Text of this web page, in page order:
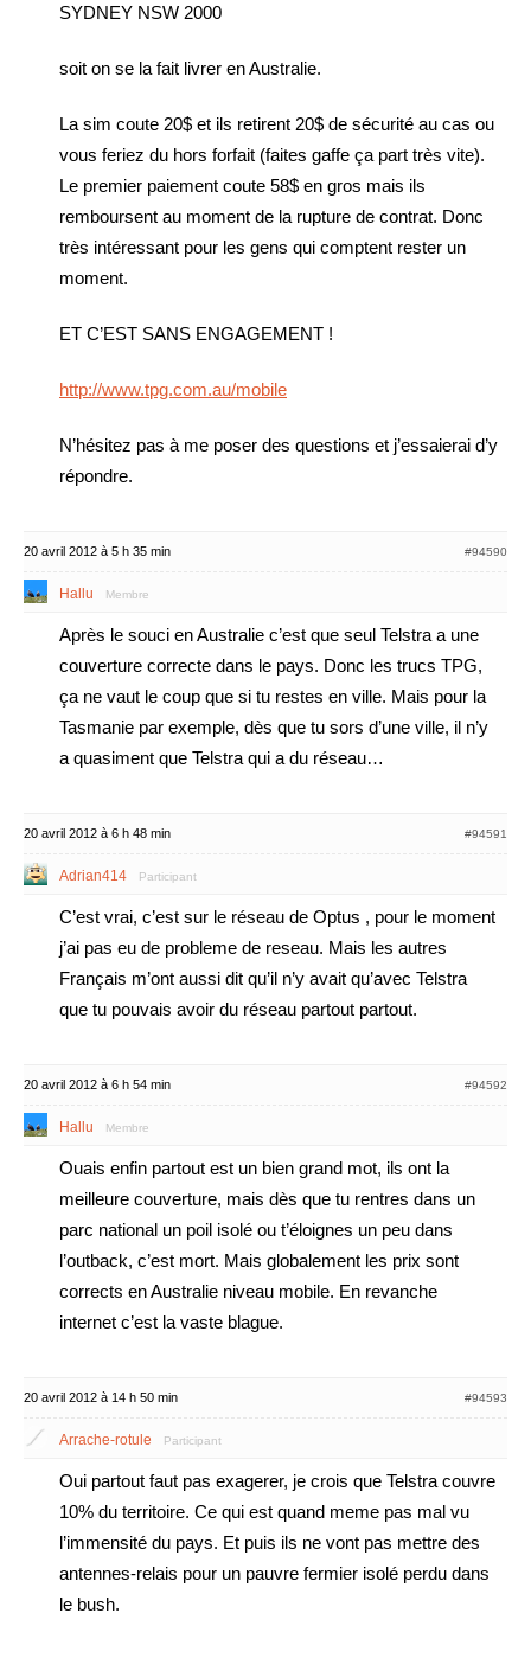
SYDNEY NSW 2000
soit on se la fait livrer en Australie.
La sim coute 20$ et ils retirent 20$ de sécurité au cas ou
vous feriez du hors forfait (faites gaffe ça part très vite).
Le premier paiement coute 58$ en gros mais ils
remboursent au moment de la rupture de contrat. Donc
très intéressant pour les gens qui comptent rester un
moment.
ET C’EST SANS ENGAGEMENT !
http://www.tpg.com.au/mobile
N’hésitez pas à me poser des questions et j’essaierai d’y
répondre.
20 avril 2012 à 5 h 35 min #94590
Hallu Membre
Après le souci en Australie c’est que seul Telstra a une
couverture correcte dans le pays. Donc les trucs TPG,
ça ne vaut le coup que si tu restes en ville. Mais pour la
Tasmanie par exemple, dès que tu sors d’une ville, il n’y
a quasiment que Telstra qui a du réseau…
20 avril 2012 à 6 h 48 min #94591
Adrian414 Participant
C’est vrai, c’est sur le réseau de Optus , pour le moment
j’ai pas eu de probleme de reseau. Mais les autres
Français m’ont aussi dit qu’il n’y avait qu’avec Telstra
que tu pouvais avoir du réseau partout partout.
20 avril 2012 à 6 h 54 min #94592
Hallu Membre
Ouais enfin partout est un bien grand mot, ils ont la
meilleure couverture, mais dès que tu rentres dans un
parc national un poil isolé ou t’éloignes un peu dans
l’outback, c’est mort. Mais globalement les prix sont
corrects en Australie niveau mobile. En revanche
internet c’est la vaste blague.
20 avril 2012 à 14 h 50 min #94593
Arrache-rotule Participant
Oui partout faut pas exagerer, je crois que Telstra couvre
10% du territoire. Ce qui est quand meme pas mal vu
l’immensité du pays. Et puis ils ne vont pas mettre des
antennes-relais pour un pauvre fermier isolé perdu dans
le bush.